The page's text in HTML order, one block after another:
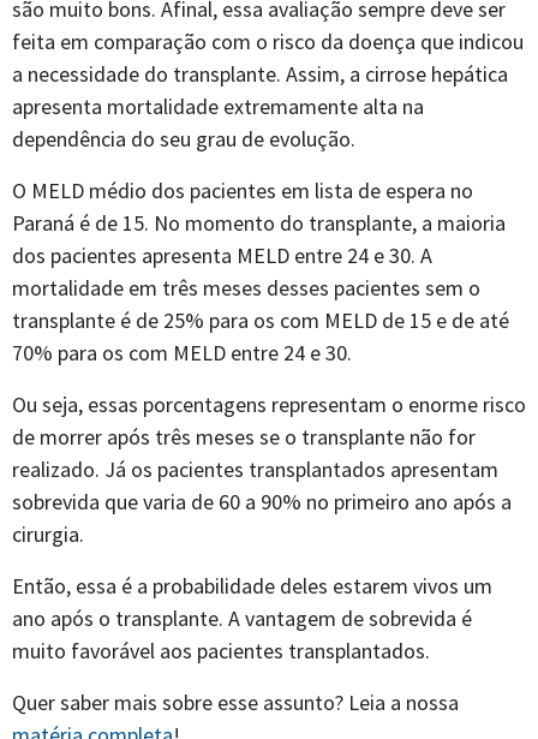
são muito bons. Afinal, essa avaliação sempre deve ser
feita em comparação com o risco da doença que indicou
a necessidade do transplante. Assim, a cirrose hepática
apresenta mortalidade extremamente alta na
dependência do seu grau de evolução.
O MELD médio dos pacientes em lista de espera no
Paraná é de 15. No momento do transplante, a maioria
dos pacientes apresenta MELD entre 24 e 30. A
mortalidade em três meses desses pacientes sem o
transplante é de 25% para os com MELD de 15 e de até
70% para os com MELD entre 24 e 30.
Ou seja, essas porcentagens representam o enorme risco
de morrer após três meses se o transplante não for
realizado. Já os pacientes transplantados apresentam
sobrevida que varia de 60 a 90% no primeiro ano após a
cirurgia.
Então, essa é a probabilidade deles estarem vivos um
ano após o transplante. A vantagem de sobrevida é
muito favorável aos pacientes transplantados.
Quer saber mais sobre esse assunto? Leia a nossa